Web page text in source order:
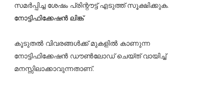
സമർപ്പിച്ച ശേഷം പ്രിന്റൗട്ട് എടുത്ത് സൂക്ഷിക്കുക.
നോട്ടിഫിക്കേഷൻ ലിങ്ക്
കൂടുതൽ വിവരങ്ങൾക്ക് മുകളിൽ കാണുന്ന
നോട്ടിഫിക്കേഷൻ ഡൗൺലോഡ് ചെയ്ത് വായിച്ച്
മനസ്സിലാക്കാവുന്നതാണ്.